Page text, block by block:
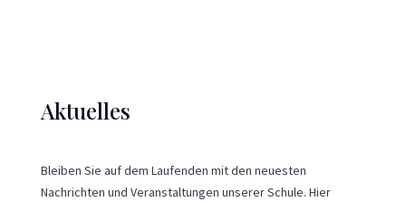
Aktuelles
Bleiben Sie auf dem Laufenden mit den neuesten
Nachrichten und Veranstaltungen unserer Schule. Hier